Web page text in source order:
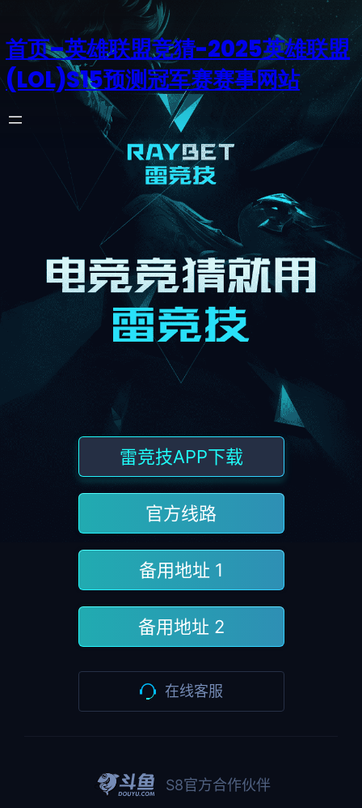
首页–英雄联盟竞猜-2025英雄联盟
(LOL)S15预测冠军赛赛事网站